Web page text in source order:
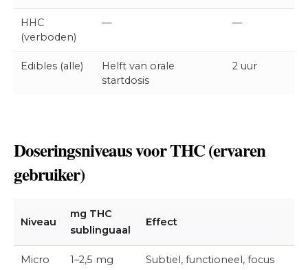
HHC
(verboden)
— —
Edibles (alle)
Helft van orale
startdosis
2 uur
Doseringsniveaus voor THC (ervaren
gebruiker)
Niveau
mg THC
sublinguaal
Effect
Micro 1–2,5 mg Subtiel, functioneel, focus